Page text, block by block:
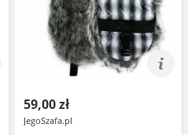
59,00 zł
JegoSzafa.pl